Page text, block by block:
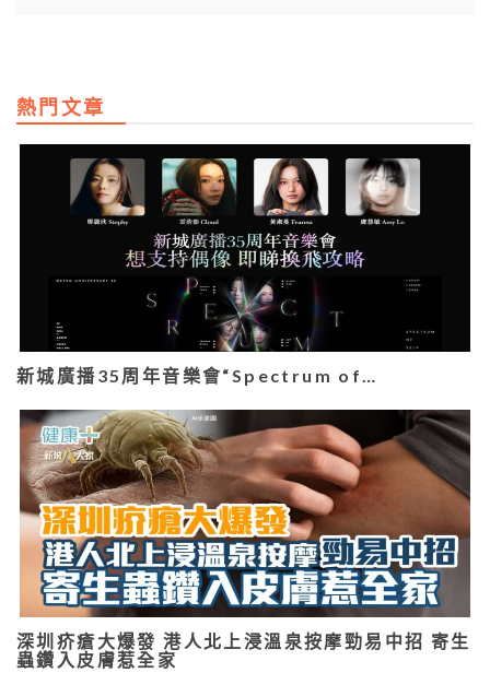
熱門文章
新城廣播35周年音樂會“Spectrum of…
深圳疥瘡大爆發 港人北上浸溫泉按摩勁易中招 寄生
蟲鑽入皮膚惹全家